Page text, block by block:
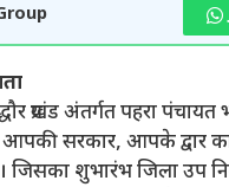
प्रखंड अंतर्गत पहरा
सरकार, आपके द्वार
शुभारंभ जिला उप